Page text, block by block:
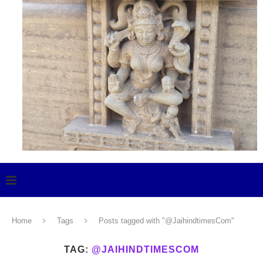
Home Tags Posts tagged with "@JaihindtimesCom"
TAG: @JAIHINDTIMESCOM